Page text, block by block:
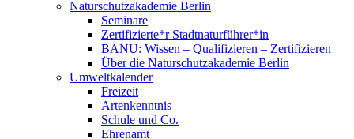
Naturschutzakademie Berlin
Seminare
Zertifizierte*r Stadtnaturführer*in
BANU: Wissen – Qualifizieren – Zertifizieren
Über die Naturschutzakademie Berlin
Umweltkalender
Freizeit
Artenkenntnis
Schule und Co.
Ehrenamt